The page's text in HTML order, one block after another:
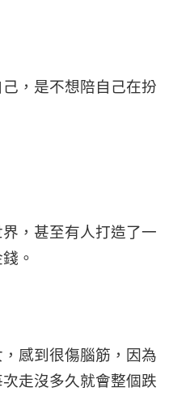
，是不想陪自己在扮
，甚至有人打造了一
。
感到很傷腦筋，因為
走沒多久就會整個跌